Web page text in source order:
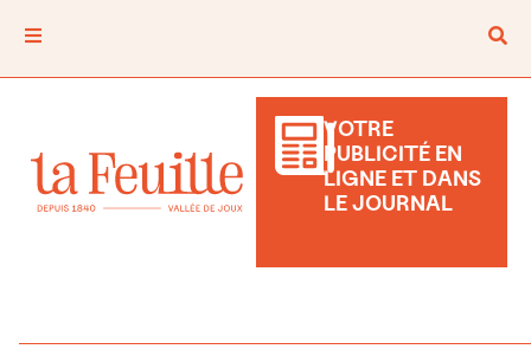
VOTRE
PUBLICITÉ EN
LIGNE ET DANS
LE JOURNAL